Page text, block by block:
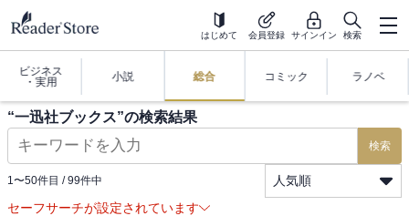
はじめて 会員登録 サインイン 検索
ビジネス
・実用
小説 総合 コミック ラノベ
“一迅社ブックス”の検索結果
検索
1〜50件目 / 99件中
人気順
セーフサーチが設定されています